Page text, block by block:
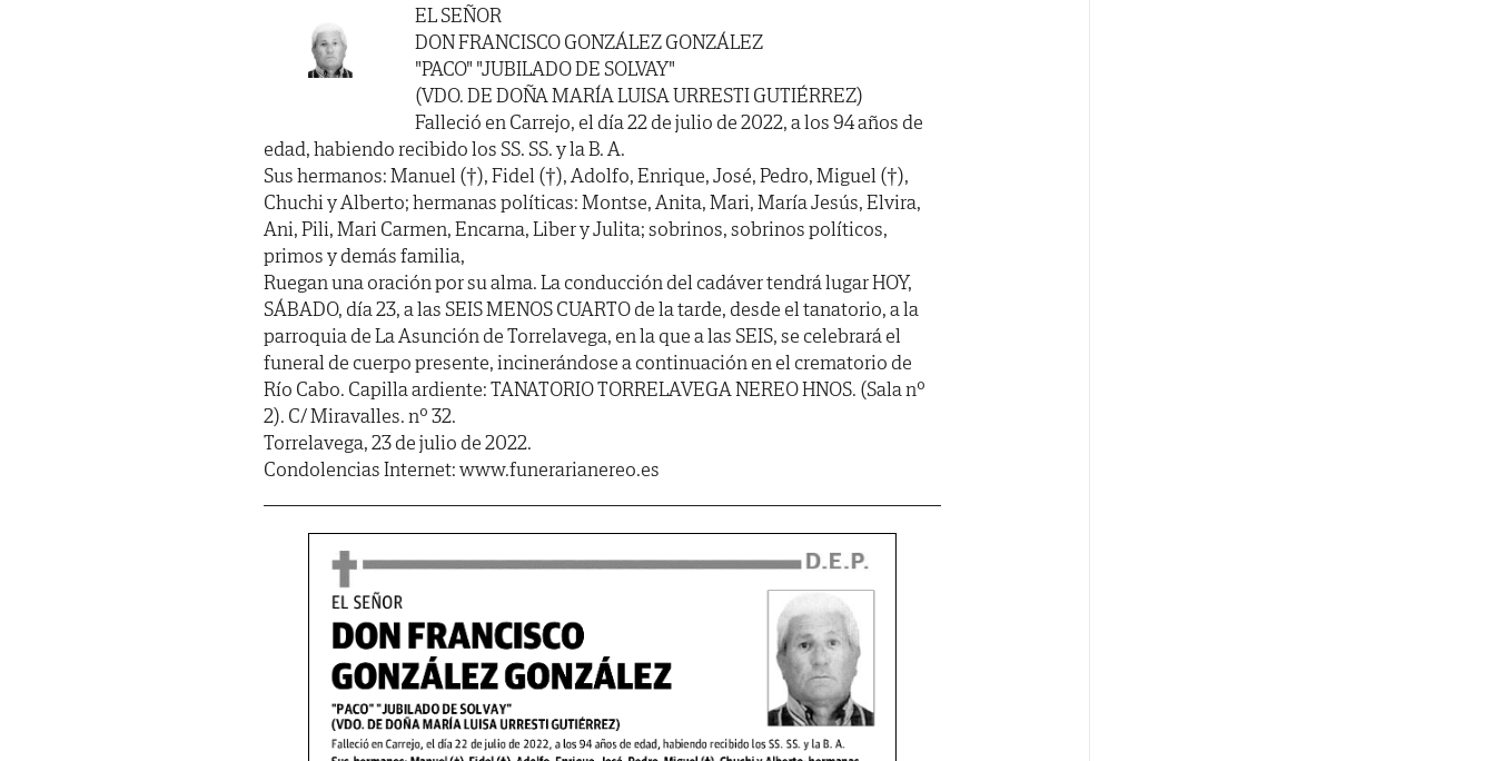
EL SEÑOR
DON FRANCISCO GONZÁLEZ GONZÁLEZ
"PACO" "JUBILADO DE SOLVAY"
(VDO. DE DOÑA MARÍA LUISA URRESTI GUTIÉRREZ)
Falleció en Carrejo, el día 22 de julio de 2022, a los 94 años de
edad, habiendo recibido los SS. SS. y la B. A.
Sus hermanos: Manuel (†), Fidel (†), Adolfo, Enrique, José, Pedro, Miguel (†),
Chuchi y Alberto; hermanas políticas: Montse, Anita, Mari, María Jesús, Elvira,
Ani, Pili, Mari Carmen, Encarna, Liber y Julita; sobrinos, sobrinos políticos,
primos y demás familia,
Ruegan una oración por su alma. La conducción del cadáver tendrá lugar HOY,
SÁBADO, día 23, a las SEIS MENOS CUARTO de la tarde, desde el tanatorio, a la
parroquia de La Asunción de Torrelavega, en la que a las SEIS, se celebrará el
funeral de cuerpo presente, incinerándose a continuación en el crematorio de
Río Cabo. Capilla ardiente: TANATORIO TORRELAVEGA NEREO HNOS. (Sala nº
2). C/ Miravalles. nº 32.
Torrelavega, 23 de julio de 2022.
Condolencias Internet: www.funerarianereo.es